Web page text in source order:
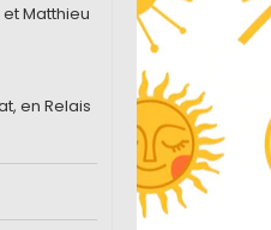
Matthieu
en Relais